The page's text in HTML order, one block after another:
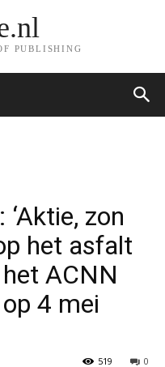
PUBLISHING
zon
het asfalt
ACNN
4 mei
0
519